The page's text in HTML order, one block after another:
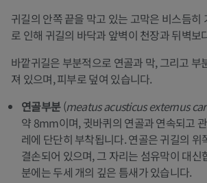
귀길의 안쪽 끝을 막고 있는 고막은 비스듬히
로 인해 귀길의 바닥과 앞벽이 천장과 뒤벽보
바깥귀길은 부분적으로 연골과 막, 그리고 부
져 있으며, 피부로 덮여 있습니다.
연골부분(meatus acusticus externus
약 8mm이며, 귓바퀴의 연골과 연속되고
레에 단단히 부착됩니다. 연골은 귀길의 위
결손되어 있으며, 그 자리는 섬유막이 대신
분에는 두세 개의 깊은 틈새가 있습니다.